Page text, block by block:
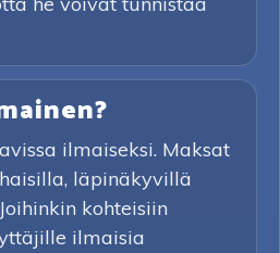
ilmaiseksi. Maksat
läpinäkyvillä
kohteisiin
ilmaisia